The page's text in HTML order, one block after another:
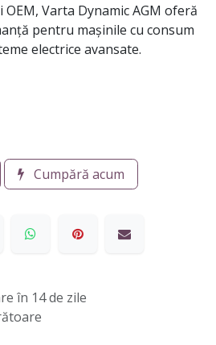
Varta Dynamic AGM oferă
pentru mașinile cu consum
electrice avansate.
Cumpără acum
în 14 de zile